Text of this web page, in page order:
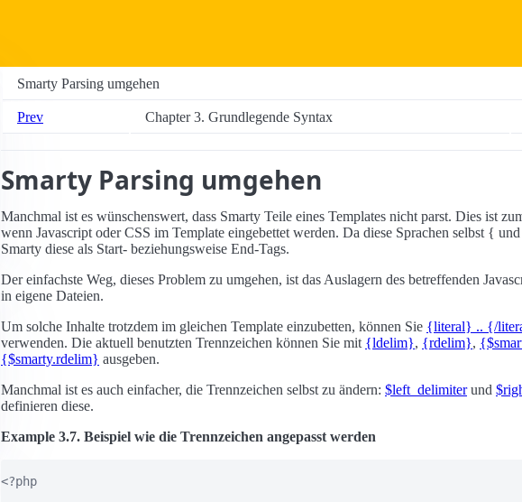
Smarty Parsing umgehen
Prev Chapter 3. Grundlegende Syntax
Smarty Parsing umgehen
Manchmal ist es wünschenswert, dass Smarty Teile eines Templates nicht parst. Dies ist
wenn Javascript oder CSS im Template eingebettet werden. Da diese Sprachen selbst {
Smarty diese als Start- beziehungsweise End-Tags.
Der einfachste Weg, dieses Problem zu umgehen, ist das Auslagern des betreffenden
in eigene Dateien.
Um solche Inhalte trotzdem im gleichen Template einzubetten, können Sie {literal} .. {/
verwenden. Die aktuell benutzten Trennzeichen können Sie mit {ldelim}, {rdelim},
{$smarty.rdelim} ausgeben.
Manchmal ist es auch einfacher, die Trennzeichen selbst zu ändern: $left_delimiterund
definieren diese.
Example 3.7. Beispiel wie die Trennzeichen angepasst werden
<?php